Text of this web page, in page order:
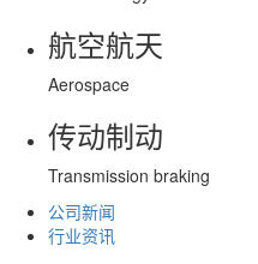
航空航天
Aerospace
传动制动
Transmission braking
公司新闻
行业资讯